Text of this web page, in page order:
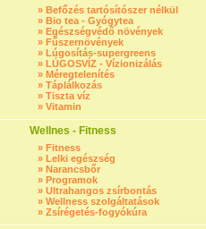
» Befőzés tartósítószer nélkül
» Bio tea - Gyógytea
» Egészségvédő növények
» Fűszernövények
» Lúgosítás-supergreens
» LÚGOSVÍZ - Vízionizálás
» Méregtelenítés
» Táplálkozás
» Tiszta víz
» Vitamin
Wellnes - Fitness
» Fitness
» Lelki egészség
» Narancsbőr
» Programok
» Ultrahangos zsírbontás
» Wellness szolgáltatások
» Zsírégetés-fogyókúra